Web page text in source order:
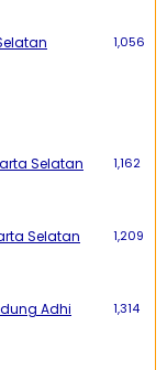
1,056
Selatan 1,162
Selatan 1,209
Adhi
1,314